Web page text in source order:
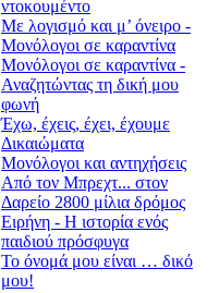
ντοκουμέντο
Με λογισμό και μ’ όνειρο -
Μονόλογοι σε καραντίνα
Μονόλογοι σε καραντίνα -
Αναζητώντας τη δική μου
φωνή
Έχω, έχεις, έχει, έχουμε
Δικαιώματα
Μονόλογοι και αντηχήσεις
Από τον Μπρεχτ... στον
Δαρείο 2800 μίλια δρόμος
Ειρήνη - Η ιστορία ενός
παιδιού πρόσφυγα
Το όνομά μου είναι … δικό
μου!